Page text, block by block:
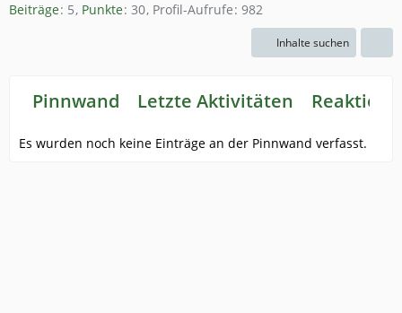
Beiträge 5 Punkte 30 Profil-Aufrufe 982
Inhalte suchen
Pinnwand Letzte Aktivitäten
Es wurden noch keine Einträge an der Pinnwand verfasst.